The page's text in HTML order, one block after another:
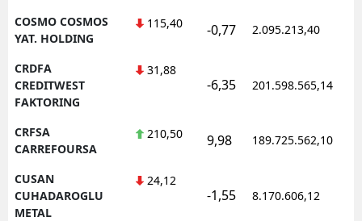
COSMO COSMOS
YAT. HOLDING
115,40 -0,77 2.095.213,40
CRDFA
CREDITWEST
FAKTORING
31,88
-6,35 201.598.565,14
CRFSA
CARREFOURSA
210,50 9,98 189.725.562,10
CUSAN
CUHADAROGLU
METAL
24,12
-1,55 8.170.606,12